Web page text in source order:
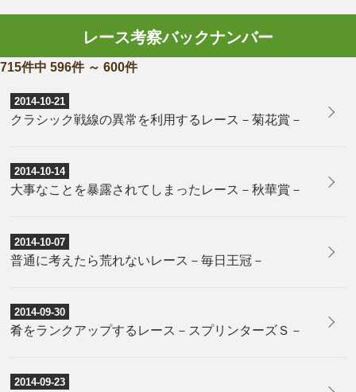
レース考察バックナンバー
715件中 596件 ～ 600件
2014-10-21
クラシック戦線の異常を利用するレース－菊花賞－
2014-10-14
大事なことを暴露されてしまったレース－秋華賞－
2014-10-07
普通に考えたら荒れないレース－毎日王冠－
2014-09-30
肴をランクアップするレース－スプリンターズＳ－
2014-09-23